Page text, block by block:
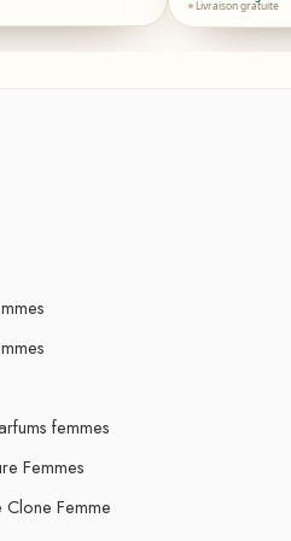
Livraison gratuite
femmes
Femmes
Femme